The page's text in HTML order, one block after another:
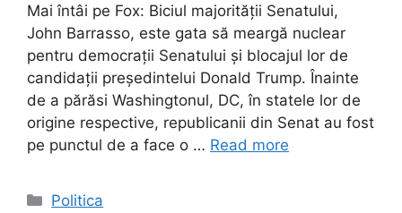
Mai întâi pe Fox: Biciul majorității Senatului,
John Barrasso, este gata să meargă nuclear
pentru democrații Senatului și blocajul lor de
candidații președintelui Donald Trump. Înainte
de a părăsi Washingtonul, DC, în statele lor de
origine respective, republicanii din Senat au fost
pe punctul de a face o … Read more
Categories
Politica